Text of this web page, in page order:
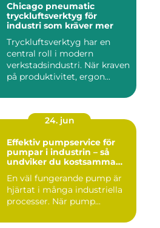
Chicago pneumatic
tryckluftsverktyg för
industri som kräver mer
Tryckluftsverktyg har en
central roll i modern
verkstadsindustri. När kraven
på produktivitet, ergon...
24. jun
Effektiv pumpservice för
pumpar i industrin – så
undviker du kostsamma
En väl fungerande pump är
hjärtat i många industriella
processer. När pump...